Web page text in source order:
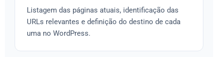
Listagem das páginas atuais, identificação das
URLs relevantes e definição do destino de cada
uma no WordPress.